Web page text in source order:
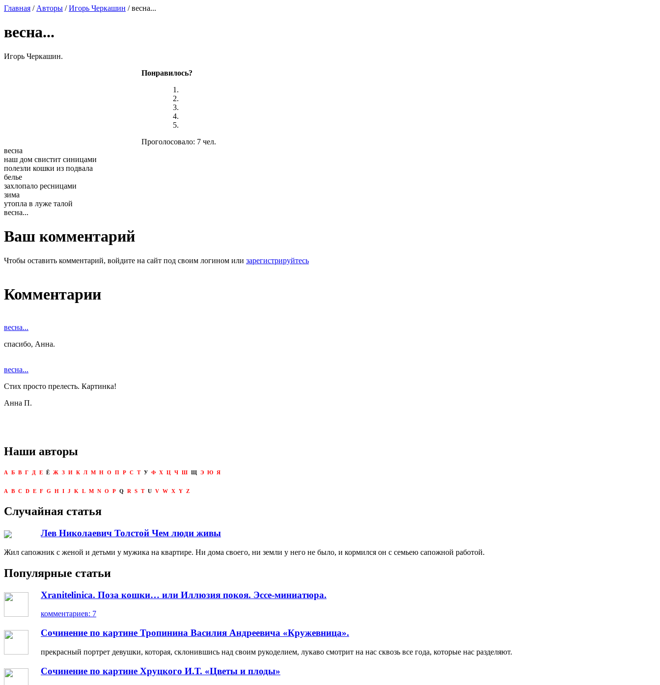
Главная / Авторы /Игорь Черкашин / весна...
весна...
Игорь Черкашин.
Понравилось?
Проголосовало: 7 чел.
весна
наш дом свистит синицами
полезли кошки из подвала
белье
захлопало ресницами
зима
утопла в луже талой
весна...
Ваш комментарий
Чтобы оставить комментарий, войдите на сайт под своим логином или зарегистрируйтесь
Комментарии
весна...
спасибо, Анна.
весна...
Стих просто прелесть. Картинка!
Анна П.
Наши авторы
А Б В Г Д Е Ё Ж З И К Л М Н О П Р С Т У Ф Х Ц Ч Ш Щ Э Ю Я
A B C D E F G H I J K L M N O P Q R S T U V W X Y Z
Случайная статья
Лев Николаевич Толстой Чем люди живы
Жил сапожник с женой и детьми у мужика на квартире. Ни дома своего, ни земли у него не было, и кормился он с семьею сапожной работой.
Популярные статьи
Xranitelinica. Поза кошки… или Иллюзия покоя. Эссе-миниатюра.
комментариев: 7
Сочинение по картине Тропинина Василия Андреевича «Кружевница».
прекрасный портрет девушки, которая, склонившись над своим рукоделием, лукаво смотрит на нас сквозь все года, которые нас разделяют.
Сочинение по картине Хруцкого И.Т. «Цветы и плоды»